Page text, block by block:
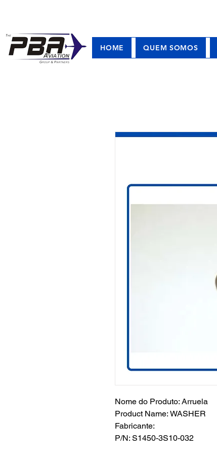
HOME QUEM SOMOS
Nome do Produto: Arruela
Product Name: WASHER
Fabricante:
P/N: S1450-3S10-032